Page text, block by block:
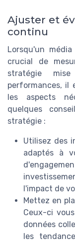
Ajuster et
continu
Lorsqu'un
crucial de
stratégie
performances, il
les aspects
quelques
stratégie :
Utilisez des
adaptés à
l'impact de
Mettez en
Ceux-ci
données
les